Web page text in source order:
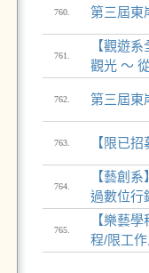
760. 第三屆東
761.
【觀遊
觀光 ～
762. 第三屆東
763. 【限已
764.
【藝創
過數位行
765.
【樂藝
程/限工